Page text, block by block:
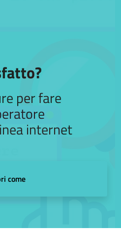
per fare
internet
come